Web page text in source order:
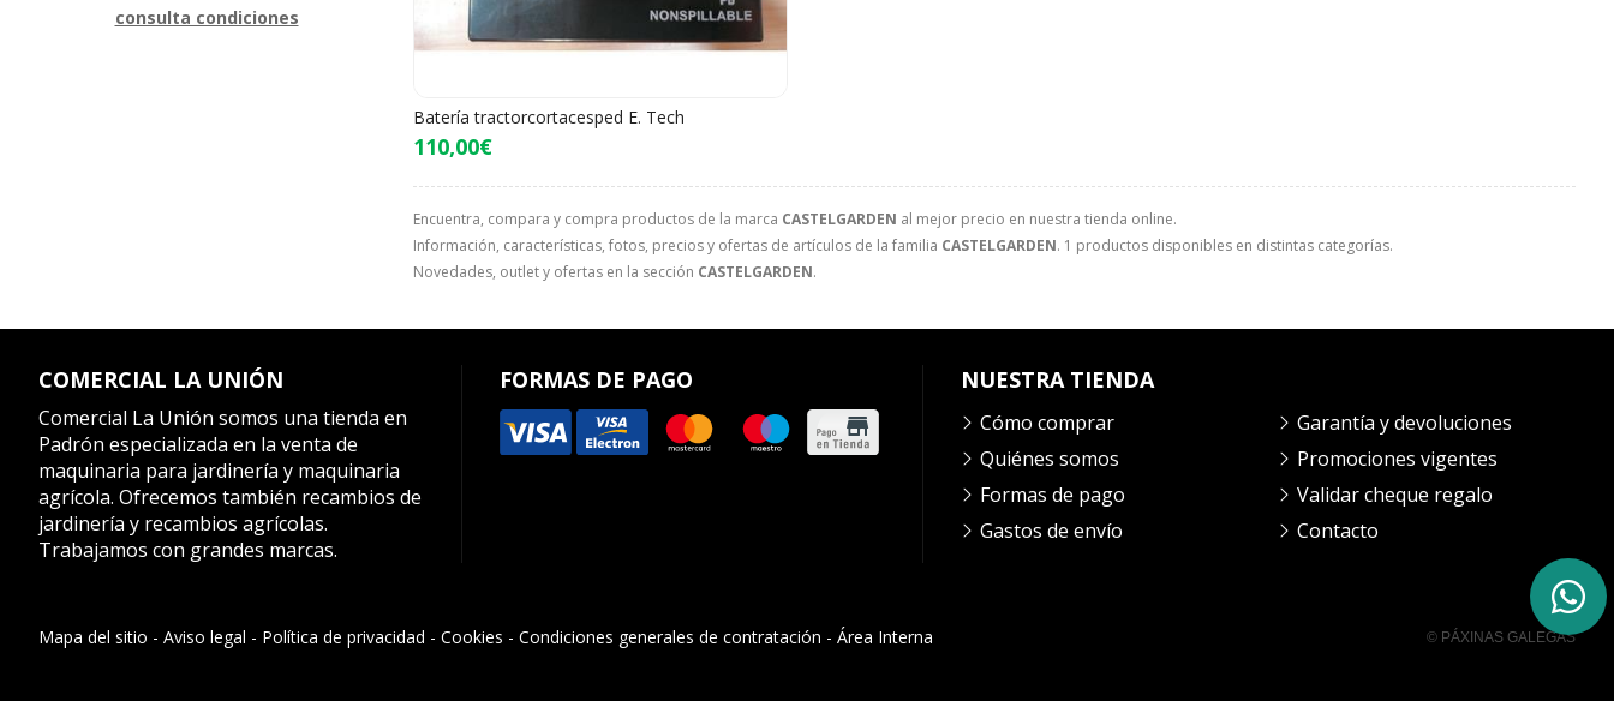
Encuentra, compara y compra productos de la marca CASTELGARDEN al mejor precio en nuestra tienda online.
Información, características, fotos, precios y ofertas de artículos de la familia CASTELGARDEN. 1 productos disponibles en distintas categorías.
Novedades, outlet y ofertas en la sección CASTELGARDEN.
Batería tractorcortacesped E. Tech
110,00€
consulta condiciones
COMERCIAL LA UNIÓN
Comercial La Unión somos una tienda en
Padrón especializada en la venta de
maquinaria para jardinería y maquinaria
agrícola. Ofrecemos también recambios de
jardinería y recambios agrícolas.
Trabajamos con grandes marcas.
FORMAS DE PAGO NUESTRA TIENDA
Cómo comprar
Quiénes somos
Formas de pago
Gastos de envío
Garantía y devoluciones
Promociones vigentes
Validar cheque regalo
Contacto
Mapa del sitio - Aviso legal - Política de privacidad - Cookies - Condiciones generales de contratación - Área Interna © PÁXINAS GALEGAS